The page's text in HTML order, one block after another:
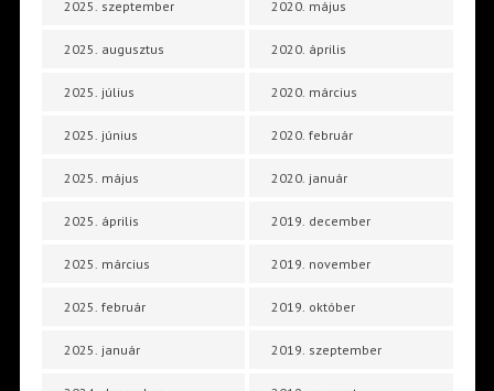
2025. szeptember
2025. augusztus
2025. július
2025. június
2025. május
2025. április
2025. március
2025. február
2025. január
2020. május
2020. április
2020. március
2020. február
2020. január
2019. december
2019. november
2019. október
2019. szeptember